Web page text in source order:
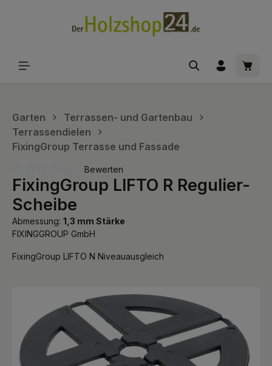
Garten
Terrassen- und Gartenbau
Terrassendielen
FixingGroup Terrasse und Fassade
Durchschnittliche Bewertung von 0 von 5 Sternen
Bewerten
FixingGroup LIFTO R Regulier-
Scheibe
Abmessung: 1,3 mm Stärke
FIXINGGROUP GmbH
FixingGroup LIFTO N Niveauausgleich
Bildergalerie überspringen